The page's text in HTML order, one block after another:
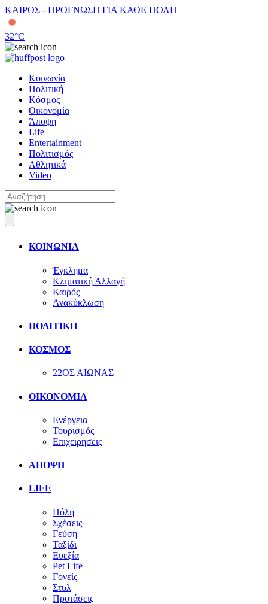
ΚΑΙΡΟΣ - ΠΡΟΓΝΩΣΗ ΓΙΑ ΚΑΘΕ ΠΟΛΗ
32°C
Κοινωνία
Πολιτική
Κόσμος
Οικονομία
Άποψη
Life
Entertainment
Πολιτισμός
Αθλητικά
Video
ΚΟΙΝΩΝΙΑ
Έγκλημα
Κλιματική Αλλαγή
Καιρός
Ανακύκλωση
ΠΟΛΙΤΙΚΗ
ΚΟΣΜΟΣ
22ΟΣ ΑΙΩΝΑΣ
ΟΙΚΟΝΟΜΙΑ
Ενέργεια
Τουρισμός
Επιχειρήσεις
ΑΠΟΨΗ
LIFE
Πόλη
Σχέσεις
Γεύση
Ταξίδι
Ευεξία
Pet Life
Γονείς
Στυλ
Προτάσεις